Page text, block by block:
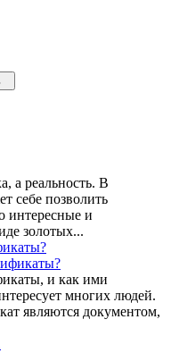
а реальность. В
себе позволить
интересные и
золотых...
и как ими
многих людей.
являются документом,